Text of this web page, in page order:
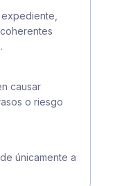
causar
o riesgo
únicamente a